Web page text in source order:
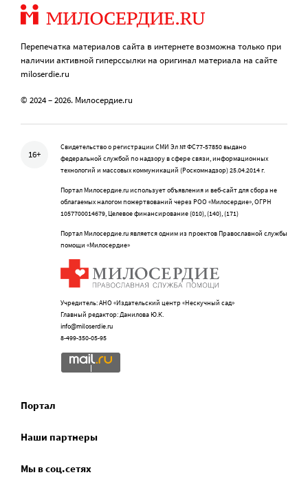
Перепечатка материалов сайта в интернете возможна только при
наличии активной гиперссылки на оригинал материала на сайте
miloserdie.ru
© 2024 – 2026. Милосердие.ru
16+
Свидетельство о регистрации СМИ Эл № ФС77-57850 выдано
федеральной службой по надзору в сфере связи, информационных
технологий и массовых коммуникаций (Роскомнадзор) 25.04.2014 г.
Портал Милосердие.ru использует объявления и веб-сайт для сбора не
облагаемых налогом пожертвований через РОО «Милосердие», ОГРН
1057700014679, Целевое финансирование (010), (140), (171)
Портал Милосердие.ru является одним из проектов Православной службы
помощи «Милосердие»
Учредитель: АНО «Издательский центр «Нескучный сад»
Главный редактор: Данилова Ю.К.
info@miloserdie.ru
8-499-350-05-95
Портал
Наши партнеры
Мы в соц.сетях